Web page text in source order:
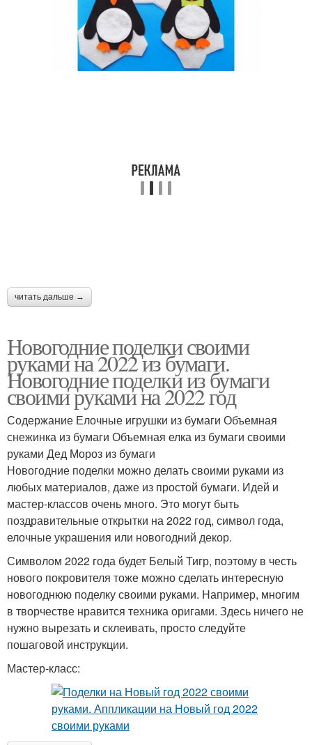
читать дальше →
Новогодние поделки своими
руками на 2022 из бумаги.
Новогодние поделки из бумаги
своими руками на 2022 год
Содержание Елочные игрушки из бумаги Объемная
снежинка из бумаги Объемная елка из бумаги своими
руками Дед Мороз из бумаги
Новогодние поделки можно делать своими руками из
любых материалов, даже из простой бумаги. Идей и
мастер-классов очень много. Это могут быть
поздравительные открытки на 2022 год, символ года,
елочные украшения или новогодний декор.
Символом 2022 года будет Белый Тигр, поэтому в честь
нового покровителя тоже можно сделать интересную
новогоднюю поделку своими руками. Например, многим
в творчестве нравится техника оригами. Здесь ничего не
нужно вырезать и склеивать, просто следуйте
пошаговой инструкции.
Мастер-класс: